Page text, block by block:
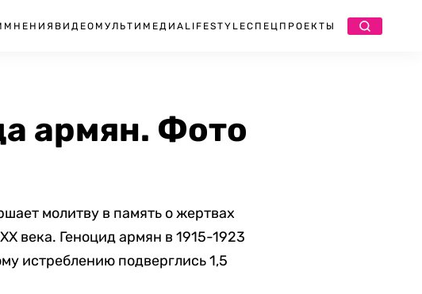
МНЕНИЯ ВИДЕО МУЛЬТИМЕДИА LIFESTYLEСПЕЦПРОЕКТЫ
армян. Фото
молитву в память о жертвах
века. Геноцид армян в 1915-1923
истреблению подверглись 1,5